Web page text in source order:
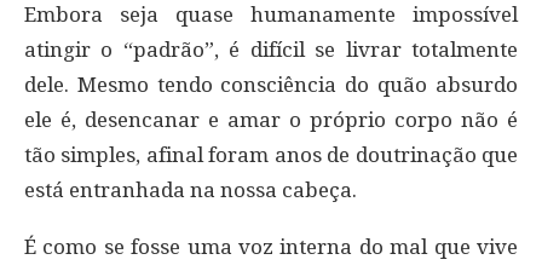
Embora seja quase humanamente impossível
atingir o “padrão”, é difícil se livrar totalmente
dele. Mesmo tendo consciência do quão absurdo
ele é, desencanar e amar o próprio corpo não é
tão simples, afinal foram anos de doutrinação que
está entranhada na nossa cabeça.
É como se fosse uma voz interna do mal que vive